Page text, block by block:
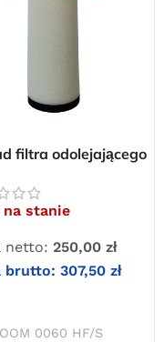
filtra odolejającego
na stanie
netto: 250,00 zł
brutto: 307,50 zł
OOM 0060 HF/S
w sklepie
Plus